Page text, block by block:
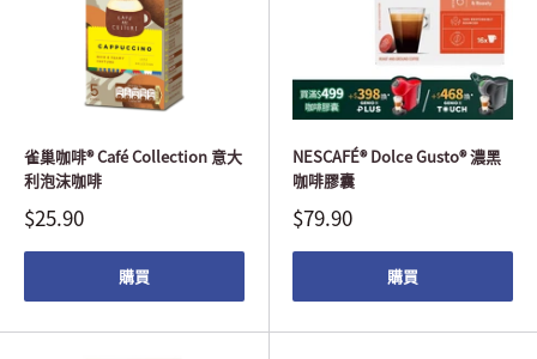
雀巢咖啡® Café Collection 意大
利泡沫咖啡
$25.90
購買
NESCAFÉ® Dolce Gusto® 濃黑
咖啡膠囊
$79.90
購買